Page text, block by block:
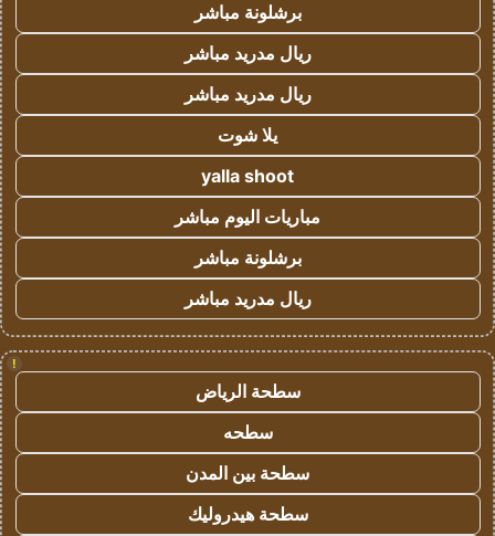
برشلونة مباشر
ريال مدريد مباشر
ريال مدريد مباشر
يلا شوت
yalla shoot
مباريات اليوم مباشر
برشلونة مباشر
ريال مدريد مباشر
!
سطحة الرياض
سطحه
سطحة بين المدن
سطحة هيدروليك